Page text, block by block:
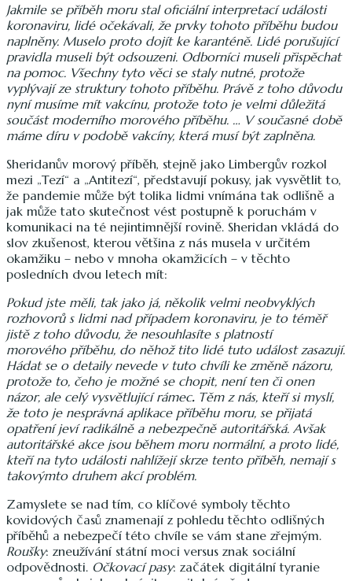
Jakmile se příběh moru stal oficiální interpretací události
koronaviru, lidé očekávali, že prvky tohoto příběhu budou
naplněny. Muselo proto dojít ke karanténě. Lidé porušující
pravidla museli být odsouzeni. Odborníci museli přispěchat
na pomoc. Všechny tyto věci se staly nutné, protože
vyplývají ze struktury tohoto příběhu. Právě z toho důvodu
nyní musíme mít vakcínu, protože toto je velmi důležitá
součást moderního morového příběhu. … V současné době
máme díru v podobě vakcíny, která musí být zaplněna.
Sheridanův morový příběh, stejně jako Limbergův rozkol
mezi „Tezí“ a „Antitezí“, představují pokusy, jak vysvětlit to,
že pandemie může být tolika lidmi vnímána tak odlišně a
jak může tato skutečnost vést postupně k poruchám v
komunikaci na té nejintimnější rovině. Sheridan vkládá do
slov zkušenost, kterou většina z nás musela v určitém
okamžiku – nebo v mnoha okamžicích – v těchto
posledních dvou letech mít:
Pokud jste měli, tak jako já, několik velmi neobvyklých
rozhovorů s lidmi nad případem koronaviru, je to téměř
jistě z toho důvodu, že nesouhlasíte s platností
morového příběhu, do něhož tito lidé tuto událost zasazují.
Hádat se o detaily nevede v tuto chvíli ke změně názoru,
protože to, čeho je možné se chopit, není ten či onen
názor, ale celý vysvětlující rámec.Těm z nás, kteří si myslí,
že toto je nesprávná aplikace příběhu moru, se přijatá
opatření jeví radikálně a nebezpečně autoritářská. Avšak
autoritářské akce jsou během moru normální, a proto lidé,
kteří na tyto události nahlížejí skrze tento příběh, nemají s
takovýmto druhem akcí problém.
Zamyslete se nad tím, co klíčové symboly těchto
kovidových časů znamenají z pohledu těchto odlišných
příběhů a nebezpečí této chvíle se vám stane zřejmým.
Roušky: zneužívání státní moci versus znak sociální
odpovědnosti. Očkovací pasy: začátek digitální tyranie